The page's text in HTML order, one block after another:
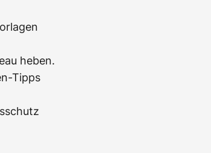
heben.
Tipps